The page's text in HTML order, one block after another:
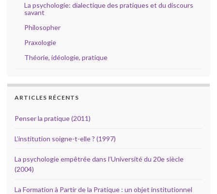
La psychologie: dialectique des pratiques et du discours
savant
Philosopher
Praxologie
Théorie, idéologie, pratique
ARTICLES RÉCENTS
Penser la pratique (2011)
L’institution soigne-t-elle ? (1997)
La psychologie empêtrée dans l’Université du 20e siècle
(2004)
La Formation à Partir de la Pratique : un objet institutionnel